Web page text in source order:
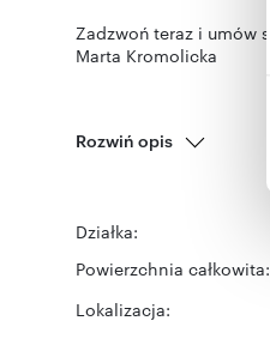
Zadzwoń teraz i umów
Marta Kromolicka
Rozwiń opis
Działka:
Powierzchnia całkowita:
Lokalizacja: